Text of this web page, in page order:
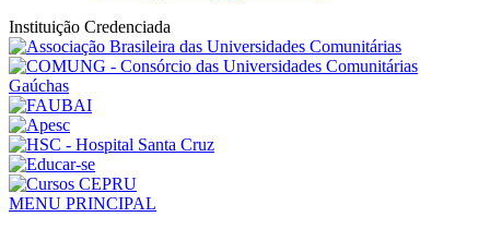
Instituição Credenciada
MENU PRINCIPAL